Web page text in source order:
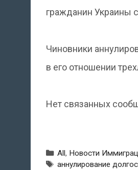
гражданин Украины
Чиновники
в его отношении
Нет связанных
Рубрики
All, Новости
Метки
аннулирование